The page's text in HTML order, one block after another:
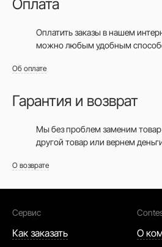
Оплата
Оплатить заказы в нашем
можно любым удобным
Об оплате
Гарантия и возврат
Мы без проблем заменим
другой товар или вернем
О возврате
Сервис
Как заказать
О